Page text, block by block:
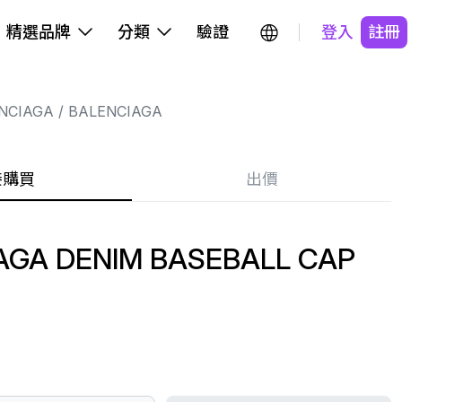
精選品牌 分類 驗證 登入 註冊
BALENCIAGA
買 出價
DENIM BASEBALL CAP